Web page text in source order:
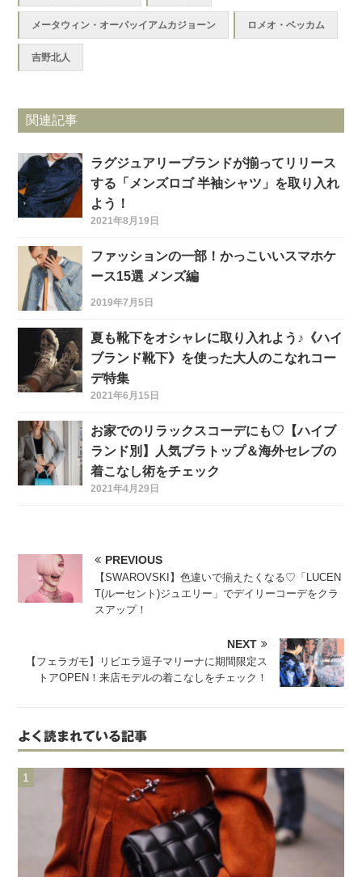
メータウィン・オーパッイアムカジョーン ロメオ・ベッカム
吉野北人
関連記事
ラグジュアリーブランドが揃ってリリース
する「メンズロゴ 半袖シャツ」を取り入れ
よう！
2021年8月19日
ファッションの一部！かっこいいスマホケ
ース15選 メンズ編
2019年7月5日
夏も靴下をオシャレに取り入れよう♪《ハイ
ブランド靴下》を使った大人のこなれコー
デ特集
2021年6月15日
お家でのリラックスコーデにも♡【ハイブ
ランド別】人気ブラトップ＆海外セレブの
着こなし術をチェック
2021年4月29日
PREVIOUS
【SWAROVSKI】色違いで揃えたくなる♡「LUCEN
T(ルーセント)ジュエリー」でデイリーコーデをクラ
スアップ！
NEXT
【フェラガモ】リビエラ逗子マリーナに期間限定ス
トアOPEN！来店モデルの着こなしをチェック！
よく読まれている記事